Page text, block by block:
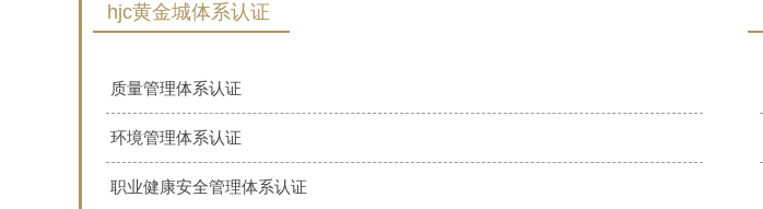
hjc黄金城体系认证
质量管理体系认证
环境管理体系认证
职业健康安全管理体系认证